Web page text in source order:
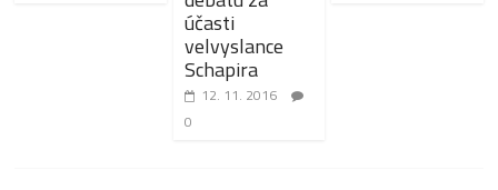
účasti
velvyslance
Schapira
12. 11. 2016
0